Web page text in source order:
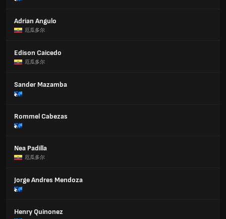
Adrian Angulo
厄瓜多尔
Edison Caicedo
厄瓜多尔
Sander Mazamba
Rommel Cabezas
Nea Padilla
厄瓜多尔
Jorge Andres Mendoza
Henry Quinonez